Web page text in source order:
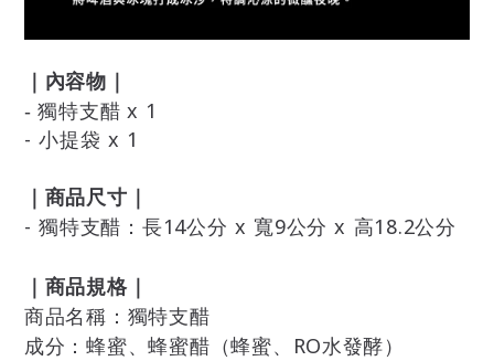
｜內容物｜
- 獨特支醋 x 1
- 小提袋 x 1
｜商品尺寸｜
- 獨特支醋：長14公分 x 寬9公分 x 高18.2公分
｜商品規格｜
商品名稱：獨特支醋
成分：蜂蜜、蜂蜜醋（蜂蜜、
RO水發酵）